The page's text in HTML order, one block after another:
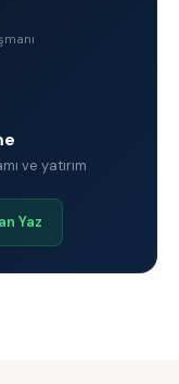
ve yatırım
Yaz